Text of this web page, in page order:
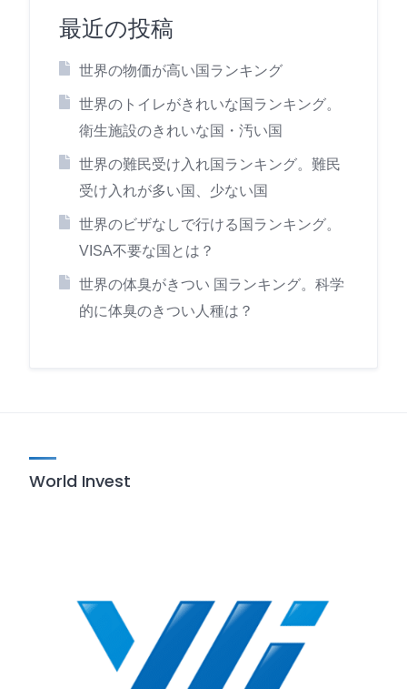
最近の投稿
世界の物価が高い国ランキング
世界のトイレがきれいな国ランキング。
衛生施設のきれいな国・汚い国
世界の難民受け入れ国ランキング。難民
受け入れが多い国、少ない国
世界のビザなしで行ける国ランキング。
VISA不要な国とは？
世界の体臭がきつい 国ランキング。科学
的に体臭のきつい人種は？
World Invest